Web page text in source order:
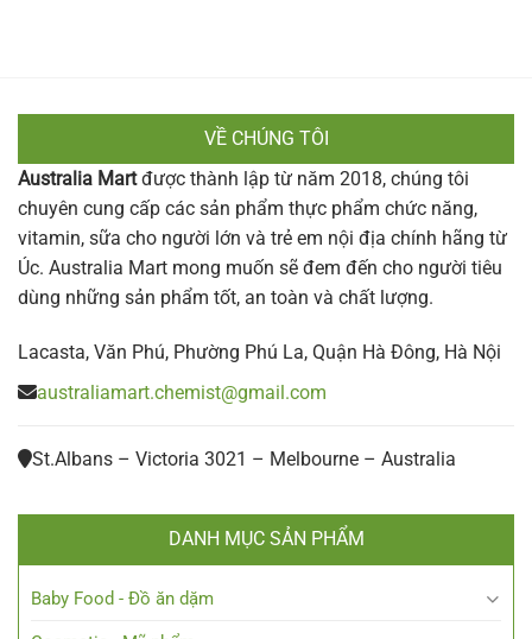
VỀ CHÚNG TÔI
Australia Martđược thành lập từ năm 2018, chúng tôi
chuyên cung cấp các sản phẩm thực phẩm chức năng,
vitamin, sữa cho người lớn và trẻ em nội địa chính hãng từ
Úc. Australia Mart mong muốn sẽ đem đến cho người tiêu
dùng những sản phẩm tốt, an toàn và chất lượng.
Lacasta, Văn Phú, Phường Phú La, Quận Hà Đông, Hà Nội
australiamart.chemist@gmail.com
St.Albans – Victoria 3021 – Melbourne – Australia
DANH MỤC SẢN PHẨM
Baby Food - Đồ ăn dặm